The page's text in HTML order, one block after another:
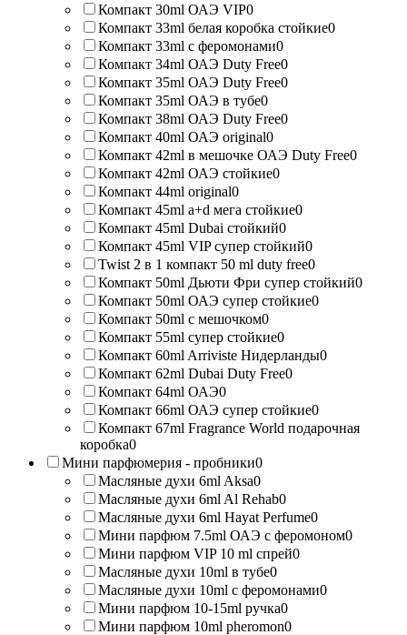
Компакт 30ml ОАЭ VIP0
Компакт 33ml белая коробка стойкие0
Компакт 33ml с феромонами0
Компакт 34ml ОАЭ Duty Free0
Компакт 35ml ОАЭ Duty Free0
Компакт 35ml ОАЭ в тубе0
Компакт 38ml ОАЭ Duty Free0
Компакт 40ml ОАЭ original0
Компакт 42ml в мешочке ОАЭ Duty Free0
Компакт 42ml ОАЭ стойкие0
Компакт 44ml original0
Компакт 45ml a+d мега стойкие0
Компакт 45ml Dubai стойкий0
Компакт 45ml VIP супер стойкий0
Twist 2 в 1 компакт 50 ml duty free0
Компакт 50ml Дьюти Фри супер стойкий0
Компакт 50ml ОАЭ супер стойкие0
Компакт 50ml с мешочком0
Компакт 55ml супер стойкие0
Компакт 60ml Arriviste Нидерланды0
Компакт 62ml Dubai Duty Free0
Компакт 64ml ОАЭ0
Компакт 66ml ОАЭ супер стойкие0
Компакт 67ml Fragrance World подарочная
коробка0
Мини парфюмерия - пробники0
Масляные духи 6ml Aksa0
Масляные духи 6ml Al Rehab0
Масляные духи 6ml Hayat Perfume0
Мини парфюм 7.5ml ОАЭ с феромоном0
Мини парфюм VIP 10 ml спрей0
Масляные духи 10ml в тубе0
Масляные духи 10ml с феромонами0
Мини парфюм 10-15ml ручка0
Мини парфюм 10ml pheromon0